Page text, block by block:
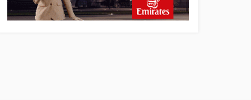
İstanbul uçağına polis